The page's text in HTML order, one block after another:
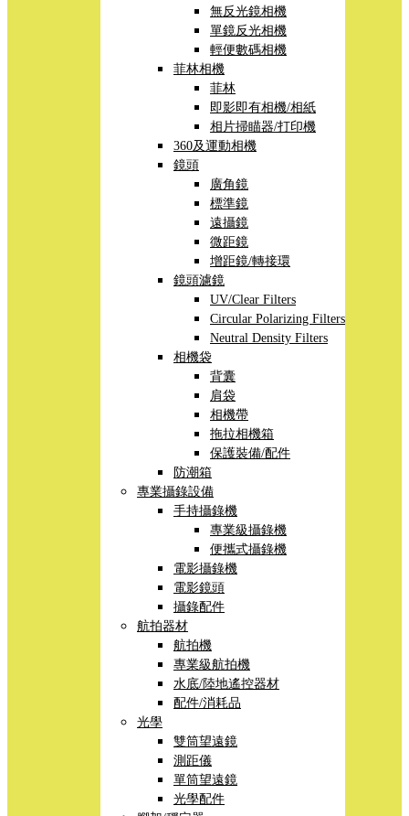
無反光鏡相機
單鏡反光相機
輕便數碼相機
菲林相機
菲林
即影即有相機/相紙
相片掃瞄器/打印機
360及運動相機
鏡頭
廣角鏡
標準鏡
遠攝鏡
微距鏡
增距鏡/轉接環
鏡頭濾鏡
UV/Clear Filters
Circular Polarizing Filters
Neutral Density Filters
相機袋
背囊
肩袋
相機帶
拖拉相機箱
保護裝備/配件
防潮箱
專業攝錄設備
手持攝錄機
專業級攝錄機
便攜式攝錄機
電影攝錄機
電影鏡頭
攝錄配件
航拍器材
航拍機
專業級航拍機
水底/陸地遙控器材
配件/消耗品
光學
雙筒望遠鏡
測距儀
單筒望遠鏡
光學配件